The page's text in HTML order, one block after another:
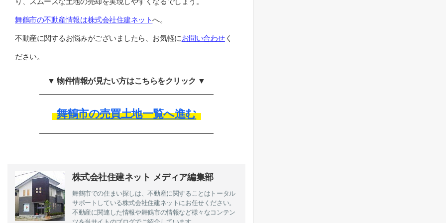
舞鶴市の不動産情報は株式会社住建ネットへ。
不動産に関するお悩みがございましたら、お気軽にお問い合わせく
ださい。
▼ 物件情報が見たい方はこちらをクリック ▼
舞鶴市の売買土地一覧へ進む
株式会社住建ネット メディア編集部
舞鶴市での住まい探しは、不動産に関することはトータル
サポートしている株式会社住建ネットにお任せください。
不動産に関連した情報や舞鶴市の情報など様々なコンテン
ツを当サイトのブログでご紹介しています。